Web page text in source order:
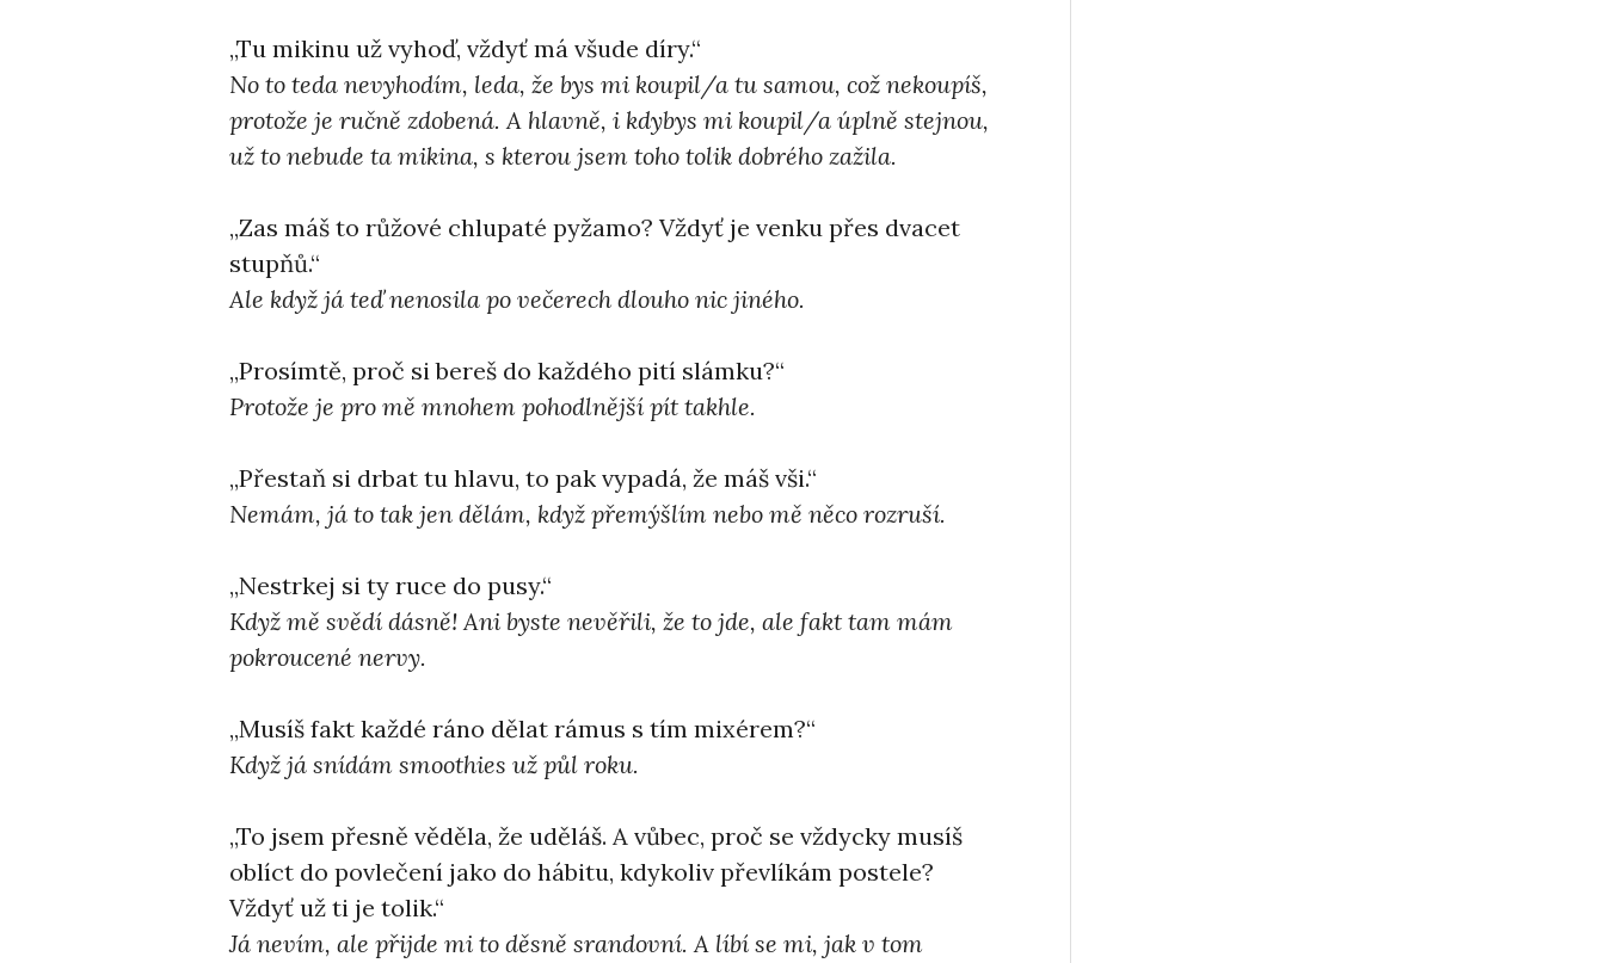
,,Tu mikinu už vyhoď, vždyť má všude díry.“
No to teda nevyhodím, leda, že bys mi koupil/a tu samou, což nekoupíš,
protože je ručně zdobená. A hlavně, i kdybys mi koupil/a úplně stejnou,
už to nebude ta mikina, s kterou jsem toho tolik dobrého zažila.
,,Zas máš to růžové chlupaté pyžamo? Vždyť je venku přes dvacet
stupňů.“
Ale když já teď nenosila po večerech dlouho nic jiného.
,,Prosímtě, proč si bereš do každého pití slámku?“
Protože je pro mě mnohem pohodlnější pít takhle.
,,Přestaň si drbat tu hlavu, to pak vypadá, že máš vši.“
Nemám, já to tak jen dělám, když přemýšlím nebo mě něco rozruší.
,,Nestrkej si ty ruce do pusy.“
Když mě svědí dásně! Ani byste nevěřili, že to jde, ale fakt tam mám
pokroucené nervy.
,,Musíš fakt každé ráno dělat rámus s tím mixérem?“
Když já snídám smoothies už půl roku.
,,To jsem přesně věděla, že uděláš. A vůbec, proč se vždycky musíš
oblíct do povlečení jako do hábitu, kdykoliv převlíkám postele?
Vždyť už ti je tolik.“
Já nevím, ale přijde mi to děsně srandovní. A líbí se mi, jak v tom